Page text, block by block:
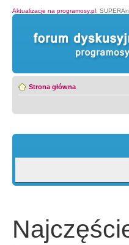
Aktualizacje na programosy.pl:
Strona główna